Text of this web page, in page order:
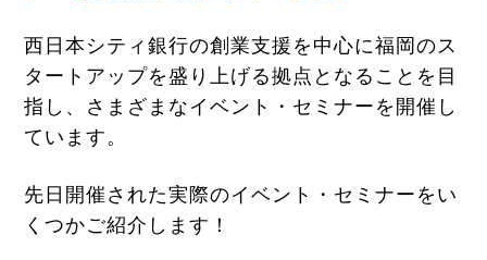
西日本シティ銀行の創業支援を中心に福岡のス
タートアップを盛り上げる拠点となることを目
指し、さまざまなイベント・セミナーを開催し
ています。
先日開催された実際のイベント・セミナーをい
くつかご紹介します！